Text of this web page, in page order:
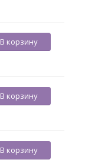
В корзину
В корзину
В корзину